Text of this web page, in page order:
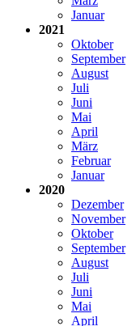
Januar
2021
Oktober
September
August
Juli
Juni
Mai
April
März
Februar
Januar
2020
Dezember
November
Oktober
September
August
Juli
Juni
Mai
April